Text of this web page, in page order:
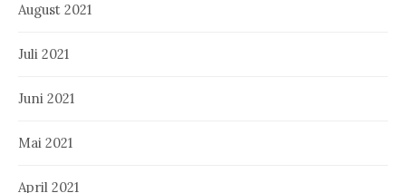
August 2021
Juli 2021
Juni 2021
Mai 2021
April 2021